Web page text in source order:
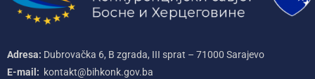
Adresa: Dubrovačka 6, B zgrada, III sprat – 71000‌ Sarajevo
E-mail: kontakt@bihkonk.gov.ba